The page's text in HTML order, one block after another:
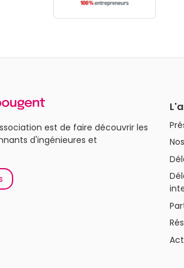
est de faire découvrir les
d'ingénieures et